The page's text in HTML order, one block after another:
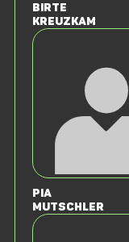
Birte
Kreuzkam
Pia
Mutschler